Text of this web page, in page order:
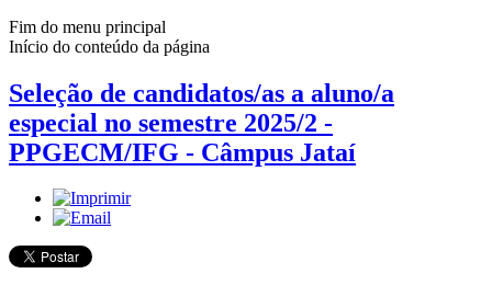
Fim do menu principal
Início do conteúdo da página
Seleção de candidatos/as a aluno/a
especial no semestre 2025/2 -
PPGECM/IFG - Câmpus Jataí